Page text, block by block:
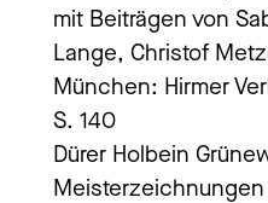
mit Beiträgen von
Lange, Christof
München: Hirmer
S. 140
Dürer Holbein